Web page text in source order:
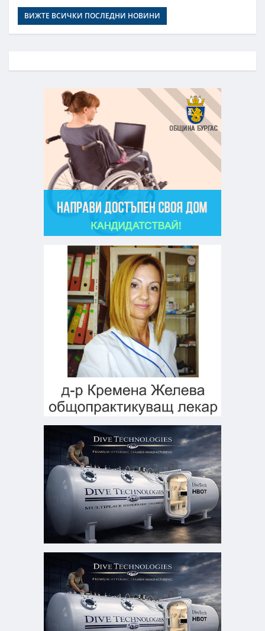
ВИЖТЕ ВСИЧКИ ПОСЛЕДНИ НОВИНИ